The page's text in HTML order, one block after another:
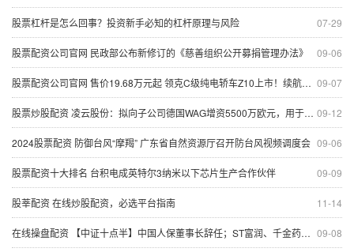
07-29
股票杠杆是怎么回事？投资新手必知的杠杆原理与风险
09-06
股票配资公司官网 民政部公布新修订的《慈善组织公开募捐管理办法》
09-07
股票配资公司官网 售价19.68万元起 领克C级纯电轿车Z10上市！续航里程最高806公里 吉利副总裁：不用模仿来致敬豪华
09-12
股票炒股配资 凌云股份：拟向子公司德国WAG增资5500万欧元，用于偿还相应借款
09-06
2024股票配资 防御台风“摩羯” 广东省自然资源厅召开防台风视频调度会
09-09
股票配资十大排名 台积电成英特尔3纳米以下芯片生产合作伙伴
11-14
股莘配资 在线炒股配资，必选平台指南
09-08
在线操盘配资 【中证十点半】中国人保董事长辞任；ST富润、千金药业下周一起复牌